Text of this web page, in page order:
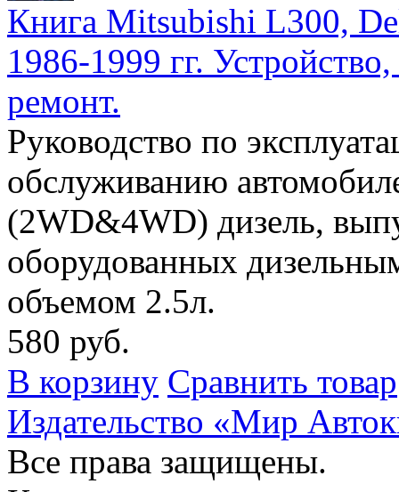
Книга Mitsubishi L300,
1986-1999 гг.
ремонт.
Руководство по
обслуживанию
(2WD&4WD) дизель,
оборудованных
объемом 2.5л.
580 руб.
В корзину Сравнить товар
Издательство «Мир
Все права защищены.